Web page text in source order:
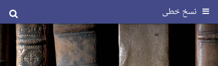
نسخ خطی